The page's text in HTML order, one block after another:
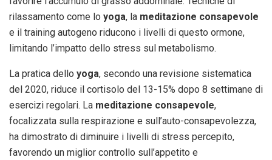
rilassamento come lo yoga, la meditazione consapevole
e il training autogeno riducono i livelli di questo ormone,
limitando l’impatto dello stress sul metabolismo.
La pratica dello yoga, secondo una revisione sistematica
del 2020, riduce il cortisolo del 13-15% dopo 8 settimane di
esercizi regolari. La meditazione consapevole,
focalizzata sulla respirazione e sull’auto-consapevolezza,
ha dimostrato di diminuire i livelli di stress percepito,
favorendo un miglior controllo sull’appetito e